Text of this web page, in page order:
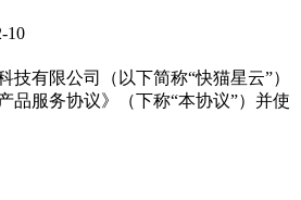
10
技有限公司（以下简称“快猫星云”）
品服务协议》（下称“本协议”）并使